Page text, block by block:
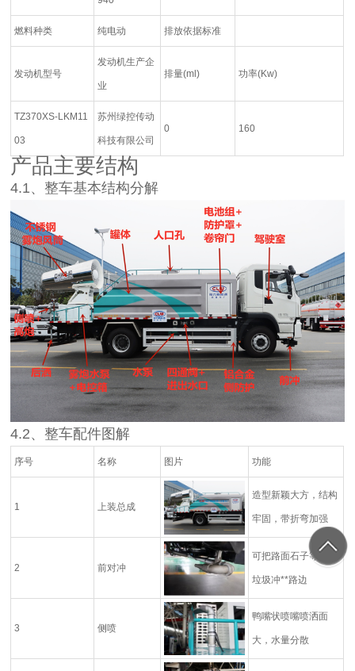
燃料种类 纯电动 排放依据标准
发动机型号
发动机生产企
业
排量(ml) 功率(Kw)
TZ370XS-LKM11
03
苏州绿控传动
科技有限公司
0 160
产品主要结构
4.1、整车基本结构分解
4.2、整车配件图解
序号 名称 图片 功能
1 上装总成
造型新颖大方，结构
牢固，带折弯加强
2 前对冲
可把路面石子等小块
垃圾冲**路边
3 侧喷
鸭嘴状喷嘴喷洒面
大，水量分散